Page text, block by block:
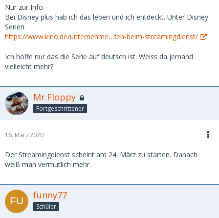
Nur zur Info.
Bei Disney plus hab ich das leben und ich entdeckt. Unter Disney
Serien:
https://www.kino.de/unternehme…fen-beim-streamingdienst/
Ich hoffe nur das die Serie auf deutsch ist. Weiss da jemand
vielleicht mehr?
Mr.Floppy
Fortgeschrittener
16. März 2020
Der Streamingdienst scheint am 24. März zu starten. Danach
weiß man vermutlich mehr.
funny77
Schüler